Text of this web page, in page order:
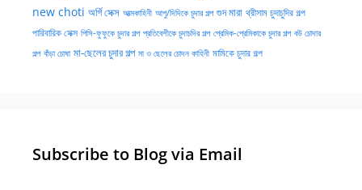
new choti অর্গি সেক্স আত্মকাহিনী আপু/দিদিকে চুদার গল্প গুদ মারা থ্রীসাম চুদাচুদির গল্প
পারিবারিক সেক্স পিসি-ফুফুকে চুদার গল্প প্রতিবেশীকে চুদাচদির গল্প প্রেমিক-প্রেমিকাকে চুদার গল্প বউ চোদার
গল্প বাঁড়া চোষা মা-ছেলের চুদার গল্প মা ও ছেলের চোদন কাহিনী মামিকে চুদার গল্প
Subscribe to Blog via Email